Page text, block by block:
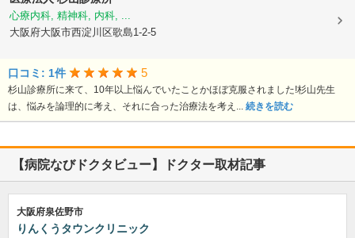
心療内科, 精神科, 内科, ...
大阪府大阪市西淀川区歌島1-2-5
口コミ: 1件 5
杉山診療所に来て、10年以上悩んでいたことかほぼ克服されました!杉山先生
は、悩みを論理的に考え、それに合った治療法を考え... 続きを読む
【病院なびドクタビュー】ドクター取材記事
大阪府泉佐野市
りんくうタウンクリニック